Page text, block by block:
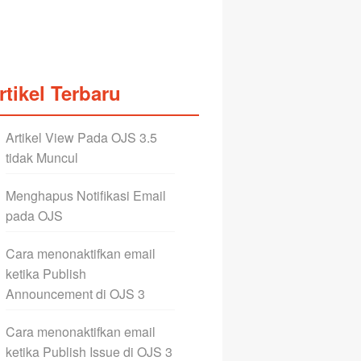
Terbaru
Artikel View Pada OJS 3.5
tidak Muncul
Menghapus Notifikasi Email
pada OJS
Cara menonaktifkan email
ketika Publish
Announcement di OJS 3
Cara menonaktifkan email
ketika Publish Issue di OJS 3